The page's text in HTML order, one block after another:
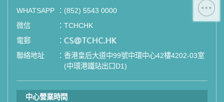
WHATSAPP
： (852) 5543 0000
微信
： TCHCHK
電郵
： email
聯絡地址
： 香港皇后大道中99號中環中心42樓4202-03室
(中環港鐵站出口D1)
中心營業時間
「中環專科體檢中心」致力為關注健
康人士提供尊尚而優質的體檢服務，
一站式進行全方位檢查。
如果您有任何疑問或需要進一步了
持！